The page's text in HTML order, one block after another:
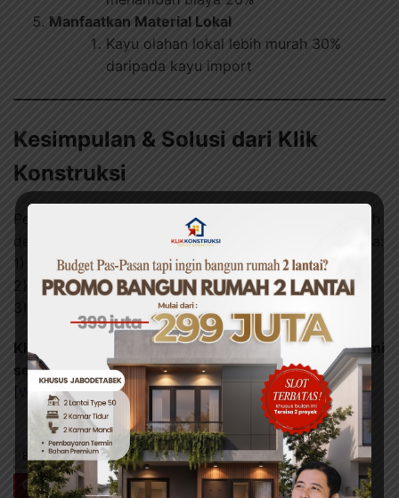
Manfaatkan Material Lokal
Kayu olahan lokal lebih murah 30%
daripada kayu import
Kesimpulan & Solusi dari Klik
Konstruksi
Perhitungan akurat adalah kunci sukses bangun rumah
dengan budget ketat. Dengan kalkulator ini, Anda bisa:
1)
Menghindari kekurangan material
2)
Mengoptimalkan upah tenaga kerja
3)
Memiliki buffer biaya tak terduga
Klik tombol di bawah ini untuk menghubungi ahli kami
sekarang!
WhatsApp Klik Konstruksi]
BAGIKAN INI Facebook Twitter WhatsApp
Pin It